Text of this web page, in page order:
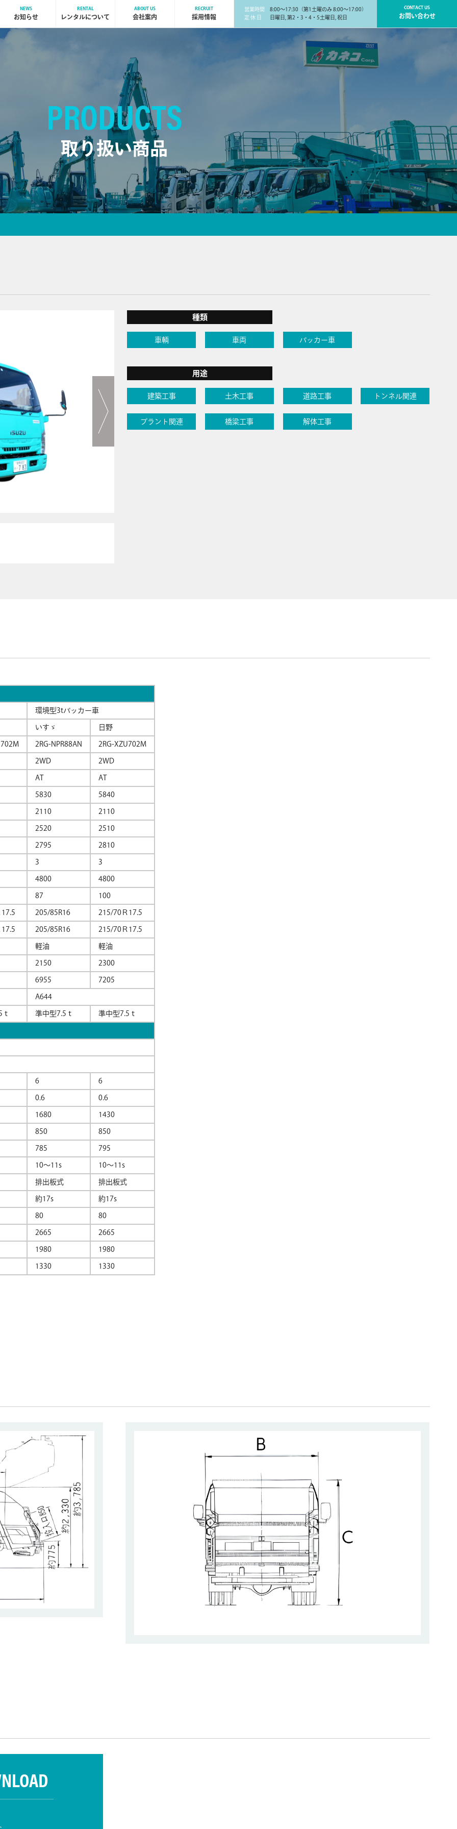
NEWS
お知らせ
RENTAL
レンタルについて
ABOUT US
会社案内
RECRUIT
採用情報
営業時間
8:00～17:30（第1土曜のみ 8:00～17:00）
定 休 日
日曜日, 第2・3・4・5土曜日, 祝日
CONTACT US
お問い合わせ
PRODUCTS
取り扱い商品
種類
車輌 車両 パッカー車
用途
建築工事 土木工事 道路工事 トンネル関連
プラント関連 橋梁工事 解体工事
環境型3tパッカー車
いすゞ 日野
2RG-NPR88AN 2RG-XZU702M
2WD 2WD
AT AT
5830 5840
2110 2110
2520 2510
2795 2810
3 3
4800 4800
87 100
205/85R16 215/70Ｒ17.5
205/85R16 215/70Ｒ17.5
軽油 軽油
2150 2300
6955 7205
A644
準中型7.5ｔ 準中型7.5ｔ
6 6
0.6 0.6
1680 1430
850 850
785 795
10～11s 10〜11s
排出板式 排出板式
約17s 約17s
80 80
2665 2665
1980 1980
1330 1330